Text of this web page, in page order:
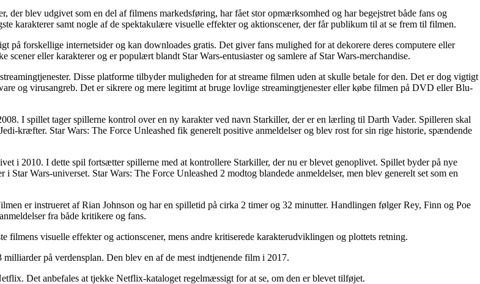
blev udgivet som en del af filmens markedsføring, har fået stor opmærksomhed og har begejstret både fans og
karakterer samt nogle af de spektakulære visuelle effekter og aktionscener, der får publikum til at se frem til filmen.
forskellige internetsider og kan downloades gratis. Det giver fans mulighed for at dekorere deres computere eller
eller karakterer og er populært blandt Star Wars-entusiaster og samlere af Star Wars-merchandise.
Disse platforme tilbyder muligheden for at streame filmen uden at skulle betale for den. Det er dog vigtigt
og virusangreb. Det er sikrere og mere legitimt at bruge lovlige streamingtjenester eller købe filmen på DVD eller Blu-
I spillet tager spillerne kontrol over en ny karakter ved navn Starkiller, der er en lærling til Darth Vader. Spilleren skal
kræfter. Star Wars: The Force Unleashed fik generelt positive anmeldelser og blev rost for sin rige historie, spændende
i 2010. I dette spil fortsætter spillerne med at kontrollere Starkiller, der nu er blevet genoplivet. Spillet byder på nye
Wars-universet. Star Wars: The Force Unleashed 2 modtog blandede anmeldelser, men blev generelt set som en
er instrueret af Rian Johnson og har en spilletid på cirka 2 timer og 32 minutter. Handlingen følger Rey, Finn og Poe
fra både kritikere og fans.
filmens visuelle effekter og actionscener, mens andre kritiserede karakterudviklingen og plottets retning.
på verdensplan. Den blev en af de mest indtjenende film i 2017.
Det anbefales at tjekke Netflix-kataloget regelmæssigt for at se, om den er blevet tilføjet.